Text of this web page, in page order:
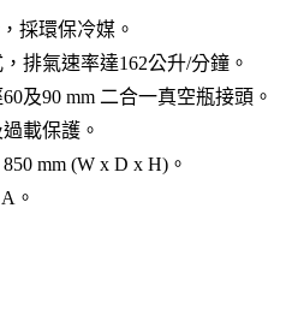
採環保冷媒。
排氣速率達162公升/分鐘。
及90 mm 二合一真空瓶接頭。
載保護。
mm (W x D x H)。
。